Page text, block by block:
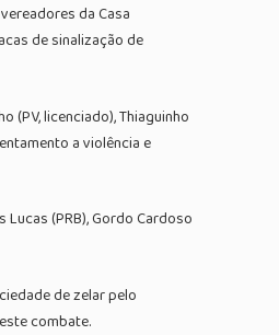
da Casa
de sinalização de
licenciado), Thiaguinho
a violência e
(PRB), Gordo Cardoso
de zelar pelo
combate.